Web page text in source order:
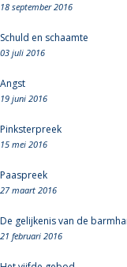
18 september 2016
Schuld en schaamte
03 juli 2016
Angst
19 juni 2016
Pinksterpreek
15 mei 2016
Paaspreek
27 maart 2016
De gelijkenis van de
21 februari 2016